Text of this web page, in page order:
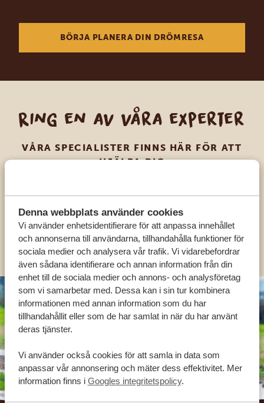
Denna webbplats använder cookies
Vi använder enhetsidentifierare för att anpassa innehållet
och annonserna till användarna, tillhandahålla funktioner för
sociala medier och analysera vår trafik. Vi vidarebefordrar
även sådana identifierare och annan information från din
enhet till de sociala medier och annons- och analysföretag
som vi samarbetar med. Dessa kan i sin tur kombinera
informationen med annan information som du har
tillhandahållit eller som de har samlat in när du har använt
deras tjänster.
Vi använder också cookies för att samla in data som
anpassar vår annonsering och mäter dess effektivitet. Mer
information finns i Googles integritetspolicy.
BÖRJA PLANERA DIN DRÖMRESA
Ring en av våra experter
VÅRA SPECIALISTER FINNS HÄR FÖR ATT
HJÄLPA DIG
SV: +31 174 788 101
OLIKA LÄNDER